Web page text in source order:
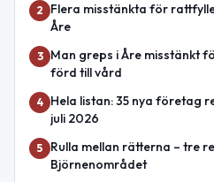
2
Flera misstänkta för
Åre
3
Man greps i Åre misstänkt
förd till vård
4
Hela listan: 35 nya företag
juli 2026
5
Rulla mellan rätterna – tre
Björnenområdet